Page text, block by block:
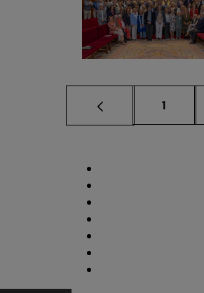
Página
1